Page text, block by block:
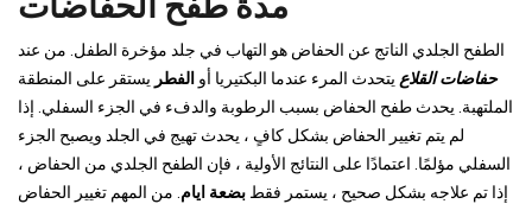
الطفح الجلدي الناتج عن الحفاض هو التهاب في جلد مؤخرة الطفل. من عند
حفاضات القلاع يتحدث المرء عندما البكتيريا أو الفطر يستقر على المنطقة
الملتهبة. يحدث طفح الحفاض بسبب الرطوبة والدفء في الجزء السفلي. إذا
لم يتم تغيير الحفاض بشكل كافٍ ، يحدث تهيج في الجلد ويصبح الجزء
السفلي مؤلمًا. اعتمادًا على النتائج الأولية ، فإن الطفح الجلدي من الحفاض ،
إذا تم علاجه بشكل صحيح ، يستمر فقط بضعة ايام . من المهم تغيير الحفاض